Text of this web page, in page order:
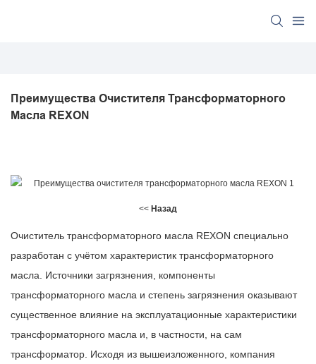
Преимущества Очистителя Трансформаторного
Масла REXON
<< Назад
Очиститель трансформаторного масла REXON специально
разработан с учётом характеристик трансформаторного
масла. Источники загрязнения, компоненты
трансформаторного масла и степень загрязнения оказывают
существенное влияние на эксплуатационные характеристики
трансформаторного масла и, в частности, на сам
трансформатор. Исходя из вышеизложенного, компания